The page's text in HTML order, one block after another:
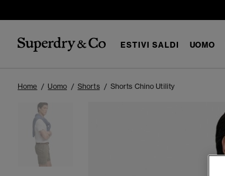
ESTIVI SALDI UOMO
Home Uomo Shorts Shorts Chino Utility